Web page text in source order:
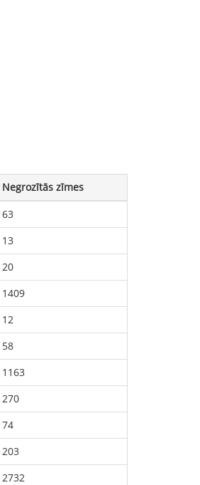
Negrozītās zīmes
63
13
20
1409
12
58
1163
270
74
203
2732